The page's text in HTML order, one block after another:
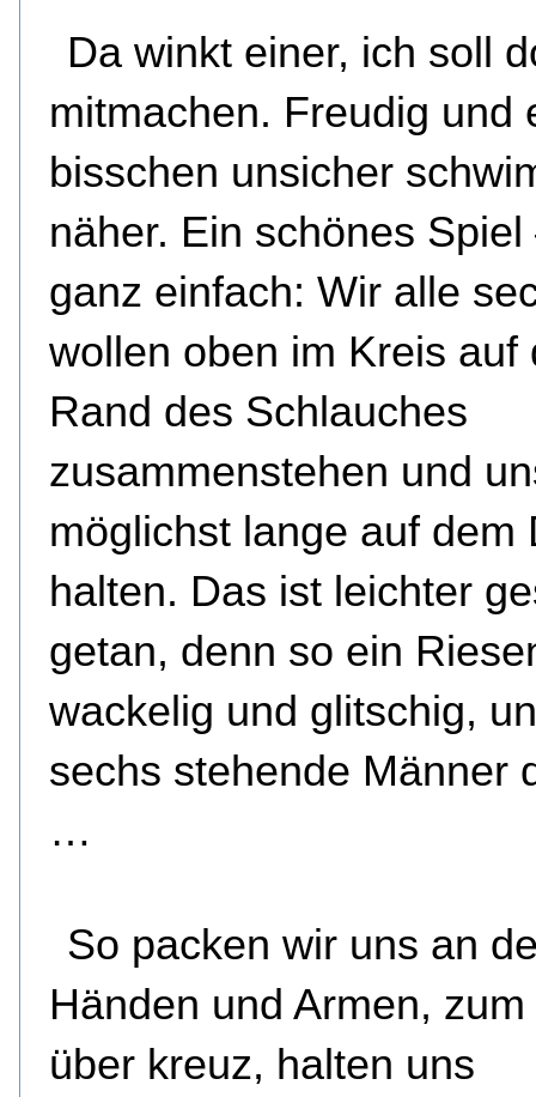
Da winkt einer, ich soll
mitmachen. Freudig und
bisschen unsicher
näher. Ein schönes Spiel
ganz einfach: Wir alle
wollen oben im Kreis auf
Rand des Schlauches
zusammenstehen und
möglichst lange auf dem
halten. Das ist leichter
getan, denn so ein
wackelig und glitschig,
sechs stehende Männer
…
So packen wir uns an
Händen und Armen, zum
über kreuz, halten uns